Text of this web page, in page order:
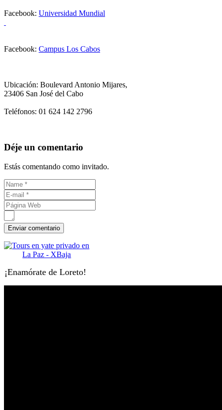
Facebook: Universidad Mundial
Facebook: Campus Los Cabos
Ubicación: Boulevard Antonio Mijares,
23406 San José del Cabo
Teléfonos: 01 624 142 2796
Déje un comentario
Estás comentando como invitado.
¡Enamórate de Loreto!